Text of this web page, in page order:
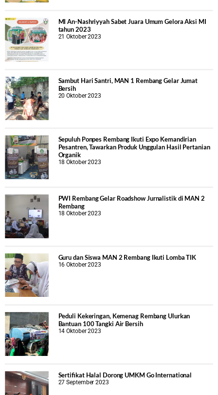
MI An-Nashriyyah Sabet Juara Umum Gelora Aksi MI
tahun 2023
21 Oktober 2023
Sambut Hari Santri, MAN 1 Rembang Gelar Jumat
Bersih
20 Oktober 2023
Sepuluh Ponpes Rembang Ikuti Expo Kemandirian
Pesantren, Tawarkan Produk Unggulan Hasil Pertanian
Organik
18 Oktober 2023
PWI Rembang Gelar Roadshow Jurnalistik di MAN 2
Rembang
18 Oktober 2023
Guru dan Siswa MAN 2 Rembang Ikuti Lomba TIK
16 Oktober 2023
Peduli Kekeringan, Kemenag Rembang Ulurkan
Bantuan 100 Tangki Air Bersih
14 Oktober 2023
Sertifikat Halal Dorong UMKM Go International
27 September 2023